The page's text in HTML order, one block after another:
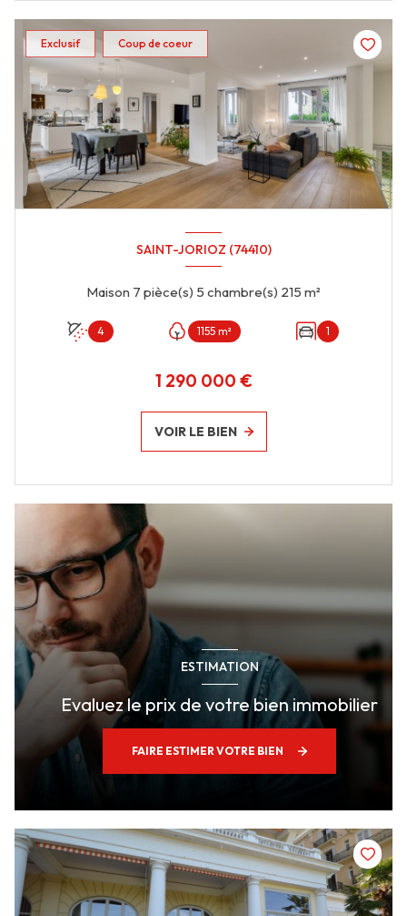
Exclusif Coup de coeur
SAINT-JORIOZ (74410)
Maison 7 pièce(s) 5 chambre(s) 215 m²
4 1155 m² 1
1 290 000 €
VOIR LE BIEN
ESTIMATION
Evaluez le prix de votre bien immobilier
FAIRE ESTIMER VOTRE BIEN